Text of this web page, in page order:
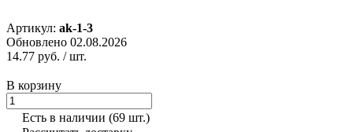
Артикул: ak-1-3
Обновлено 02.08.2026
14.77 руб. / шт.
В корзину
Есть в наличии (69 шт.)